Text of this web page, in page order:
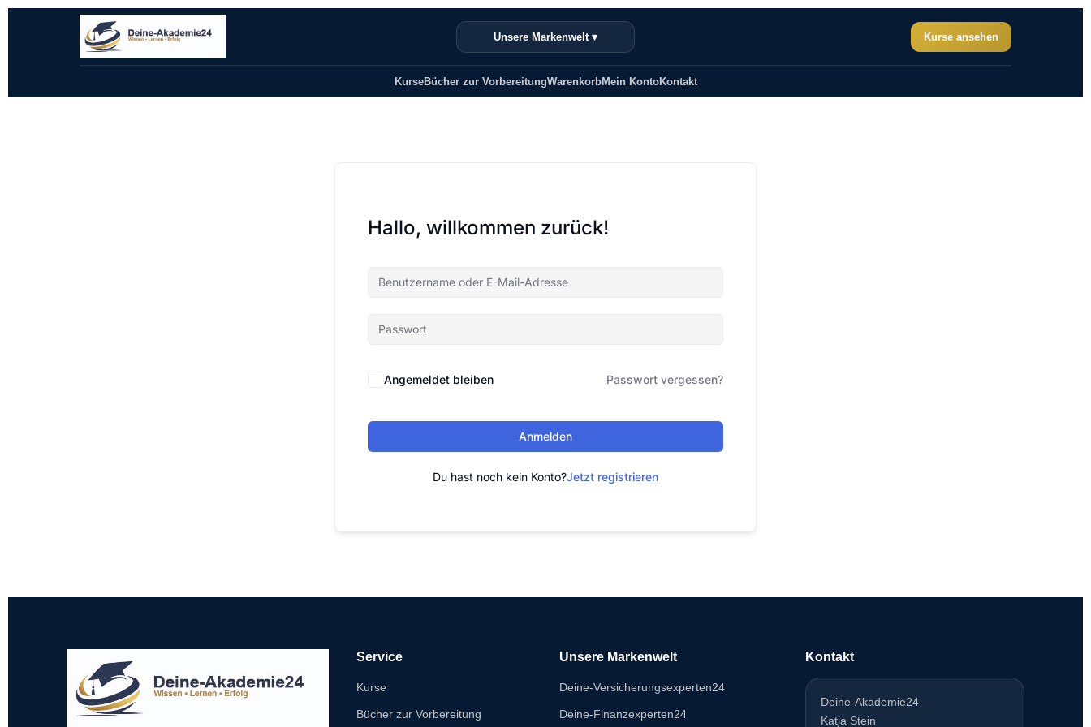
Unsere Markenwelt ▾ Kurse ansehen
KurseBücher zur VorbereitungWarenkorbMein KontoKontakt
Hallo, willkommen zurück!
Angemeldet bleiben Passwort vergessen?
Anmelden
Du hast noch kein Konto?Jetzt registrieren
Service
Kurse
Bücher zur Vorbereitung
Unsere Markenwelt
Deine-Versicherungsexperten24
Deine-Finanzexperten24
Kontakt
Deine-Akademie24
Katja Stein